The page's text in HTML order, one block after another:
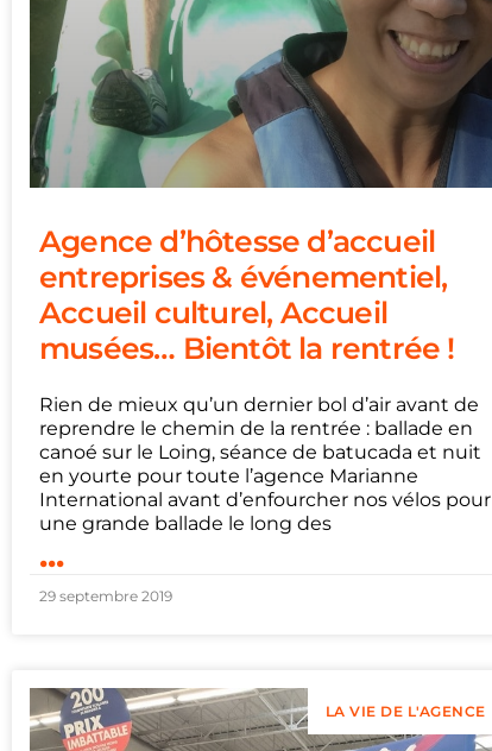
Agence d’hôtesse d’accueil
entreprises & événementiel,
Accueil culturel, Accueil
musées… Bientôt la rentrée !
Rien de mieux qu’un dernier bol d’air avant de
reprendre le chemin de la rentrée : ballade en
canoé sur le Loing, séance de batucada et nuit
en yourte pour toute l’agence Marianne
International avant d’enfourcher nos vélos pour
une grande ballade le long des
...
29 septembre 2019
LA VIE DE L'AGENCE